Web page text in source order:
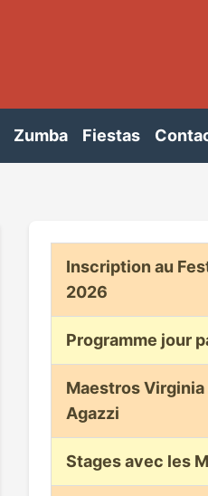
Zumba Fiestas
Inscription au
2026
Programme jour
Maestros Virginia
Agazzi
Stages avec les